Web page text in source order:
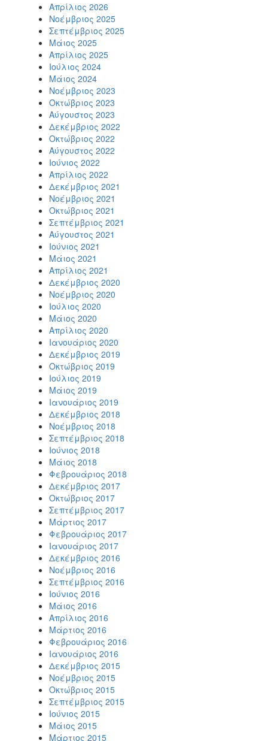
Απρίλιος 2026
Νοέμβριος 2025
Σεπτέμβριος 2025
Μάιος 2025
Απρίλιος 2025
Ιούλιος 2024
Μάιος 2024
Νοέμβριος 2023
Οκτώβριος 2023
Αύγουστος 2023
Δεκέμβριος 2022
Οκτώβριος 2022
Αύγουστος 2022
Ιούνιος 2022
Απρίλιος 2022
Δεκέμβριος 2021
Νοέμβριος 2021
Οκτώβριος 2021
Σεπτέμβριος 2021
Αύγουστος 2021
Ιούνιος 2021
Μάιος 2021
Απρίλιος 2021
Δεκέμβριος 2020
Νοέμβριος 2020
Ιούλιος 2020
Μάιος 2020
Απρίλιος 2020
Ιανουάριος 2020
Δεκέμβριος 2019
Οκτώβριος 2019
Ιούλιος 2019
Μάιος 2019
Ιανουάριος 2019
Δεκέμβριος 2018
Νοέμβριος 2018
Σεπτέμβριος 2018
Ιούνιος 2018
Μάιος 2018
Φεβρουάριος 2018
Δεκέμβριος 2017
Οκτώβριος 2017
Σεπτέμβριος 2017
Μάρτιος 2017
Φεβρουάριος 2017
Ιανουάριος 2017
Δεκέμβριος 2016
Νοέμβριος 2016
Σεπτέμβριος 2016
Ιούνιος 2016
Μάιος 2016
Απρίλιος 2016
Μάρτιος 2016
Φεβρουάριος 2016
Ιανουάριος 2016
Δεκέμβριος 2015
Νοέμβριος 2015
Οκτώβριος 2015
Σεπτέμβριος 2015
Ιούνιος 2015
Μάιος 2015
Μάρτιος 2015